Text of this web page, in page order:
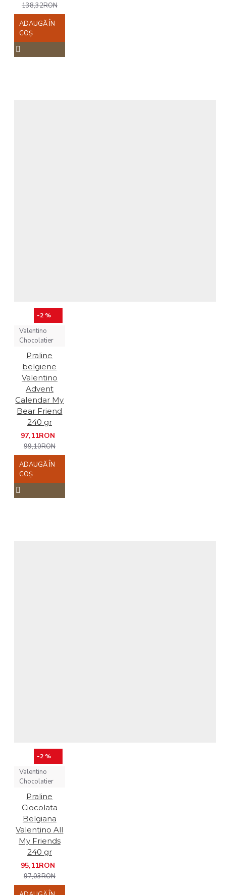
138,32RON
ADAUGĂ ÎN
COŞ
-2 %
Valentino
Chocolatier
Praline
belgiene
Valentino
Advent
Calendar My
Bear Friend
240 gr
97,11RON
99,10RON
ADAUGĂ ÎN
COŞ
-2 %
Valentino
Chocolatier
Praline
Ciocolata
Belgiana
Valentino All
My Friends
240 gr
95,11RON
97,03RON